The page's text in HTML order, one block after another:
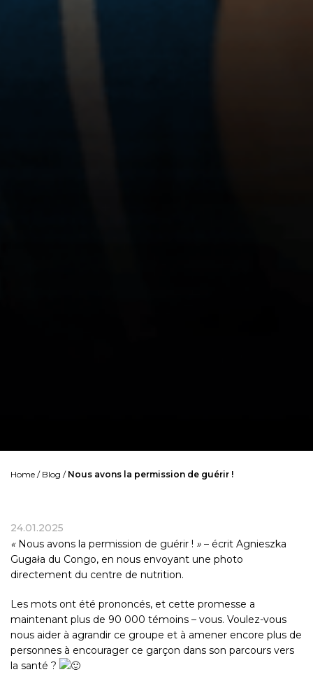
Home / Blog / Nous avons la permission de guérir !
24.01.2025
« Nous avons la permission de guérir ! » – écrit Agnieszka
Gugała du Congo, en nous envoyant une photo
directement du centre de nutrition.
Les mots ont été prononcés, et cette promesse a
maintenant plus de 90 000 témoins – vous. Voulez-vous
nous aider à agrandir ce groupe et à amener encore plus de
personnes à encourager ce garçon dans son parcours vers
la santé ?